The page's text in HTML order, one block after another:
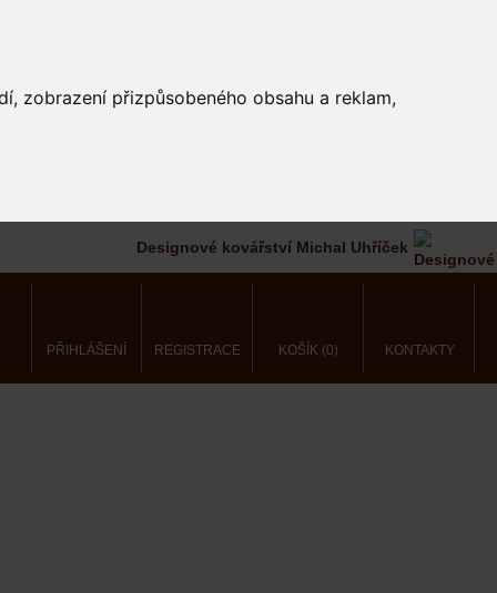
zobrazení přizpůsobeného obsahu a reklam,
Designové kovářství Michal Uhříček
PŘIHLÁŠENÍ REGISTRACE KOŠÍK (0) KONTAKTY